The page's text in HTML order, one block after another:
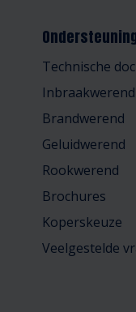
Technische
Inbraakwerend
Brandwerend
Geluidwerend
Rookwerend
Brochures
Koperskeuze
Veelgestelde